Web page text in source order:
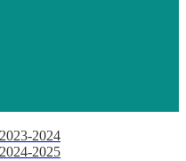
2024
2025